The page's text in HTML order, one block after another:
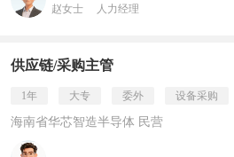
赵女士 人力经理
供应链/采购主管
1年 大专 委外 设备采购
海南省华芯智造半导体 民营